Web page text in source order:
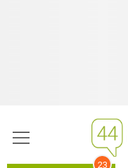
23